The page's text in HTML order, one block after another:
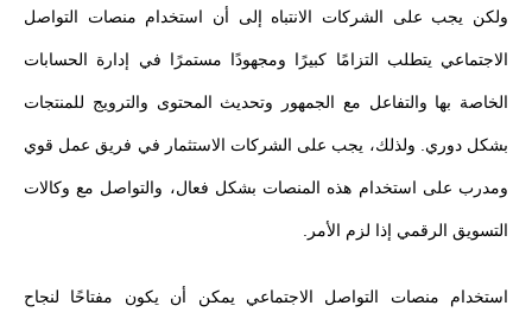
ولكن يجب على الشركات الانتباه إلى أن استخدام منصات التواصل
الاجتماعي يتطلب التزامًا كبيرًا ومجهودًا مستمرًا في إدارة الحسابات
الخاصة بها والتفاعل مع الجمهور وتحديث المحتوى والترويج للمنتجات
بشكل دوري. ولذلك، يجب على الشركات الاستثمار في فريق عمل قوي
ومدرب على استخدام هذه المنصات بشكل فعال، والتواصل مع وكالات
التسويق الرقمي إذا لزم الأمر.
استخدام منصات التواصل الاجتماعي يمكن أن يكون مفتاحًا لنجاح